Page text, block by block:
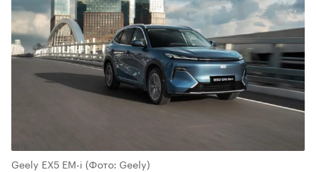
Geely EX5 EM-i (Фото: Geely)